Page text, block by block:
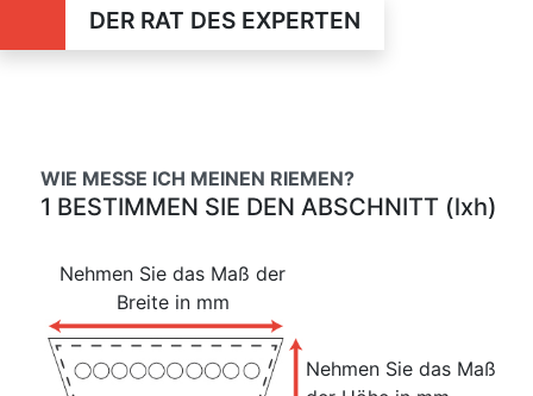
DER RAT DES EXPERTEN
WIE MESSE ICH MEINEN RIEMEN?
1 BESTIMMEN SIE DEN ABSCHNITT (lxh)
Nehmen Sie das Maß der
Breite in mm
Nehmen Sie das Maß